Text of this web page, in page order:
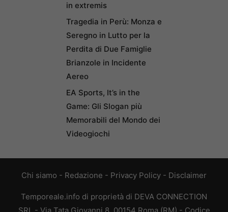
in extremis
Tragedia in Perù: Monza e
Seregno in Lutto per la
Perdita di Due Famiglie
Brianzole in Incidente
Aereo
EA Sports, It’s in the
Game: Gli Slogan più
Memorabili del Mondo dei
Videogiochi
Chi siamo - Redazione - Privacy Policy - Disclaimer
Temporeale.info di proprietà di DEVA CONNECTION